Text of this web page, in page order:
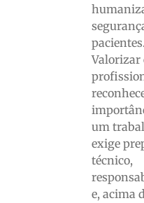
pacientes.
Valorizar
um
exige
técnico,
e, acima